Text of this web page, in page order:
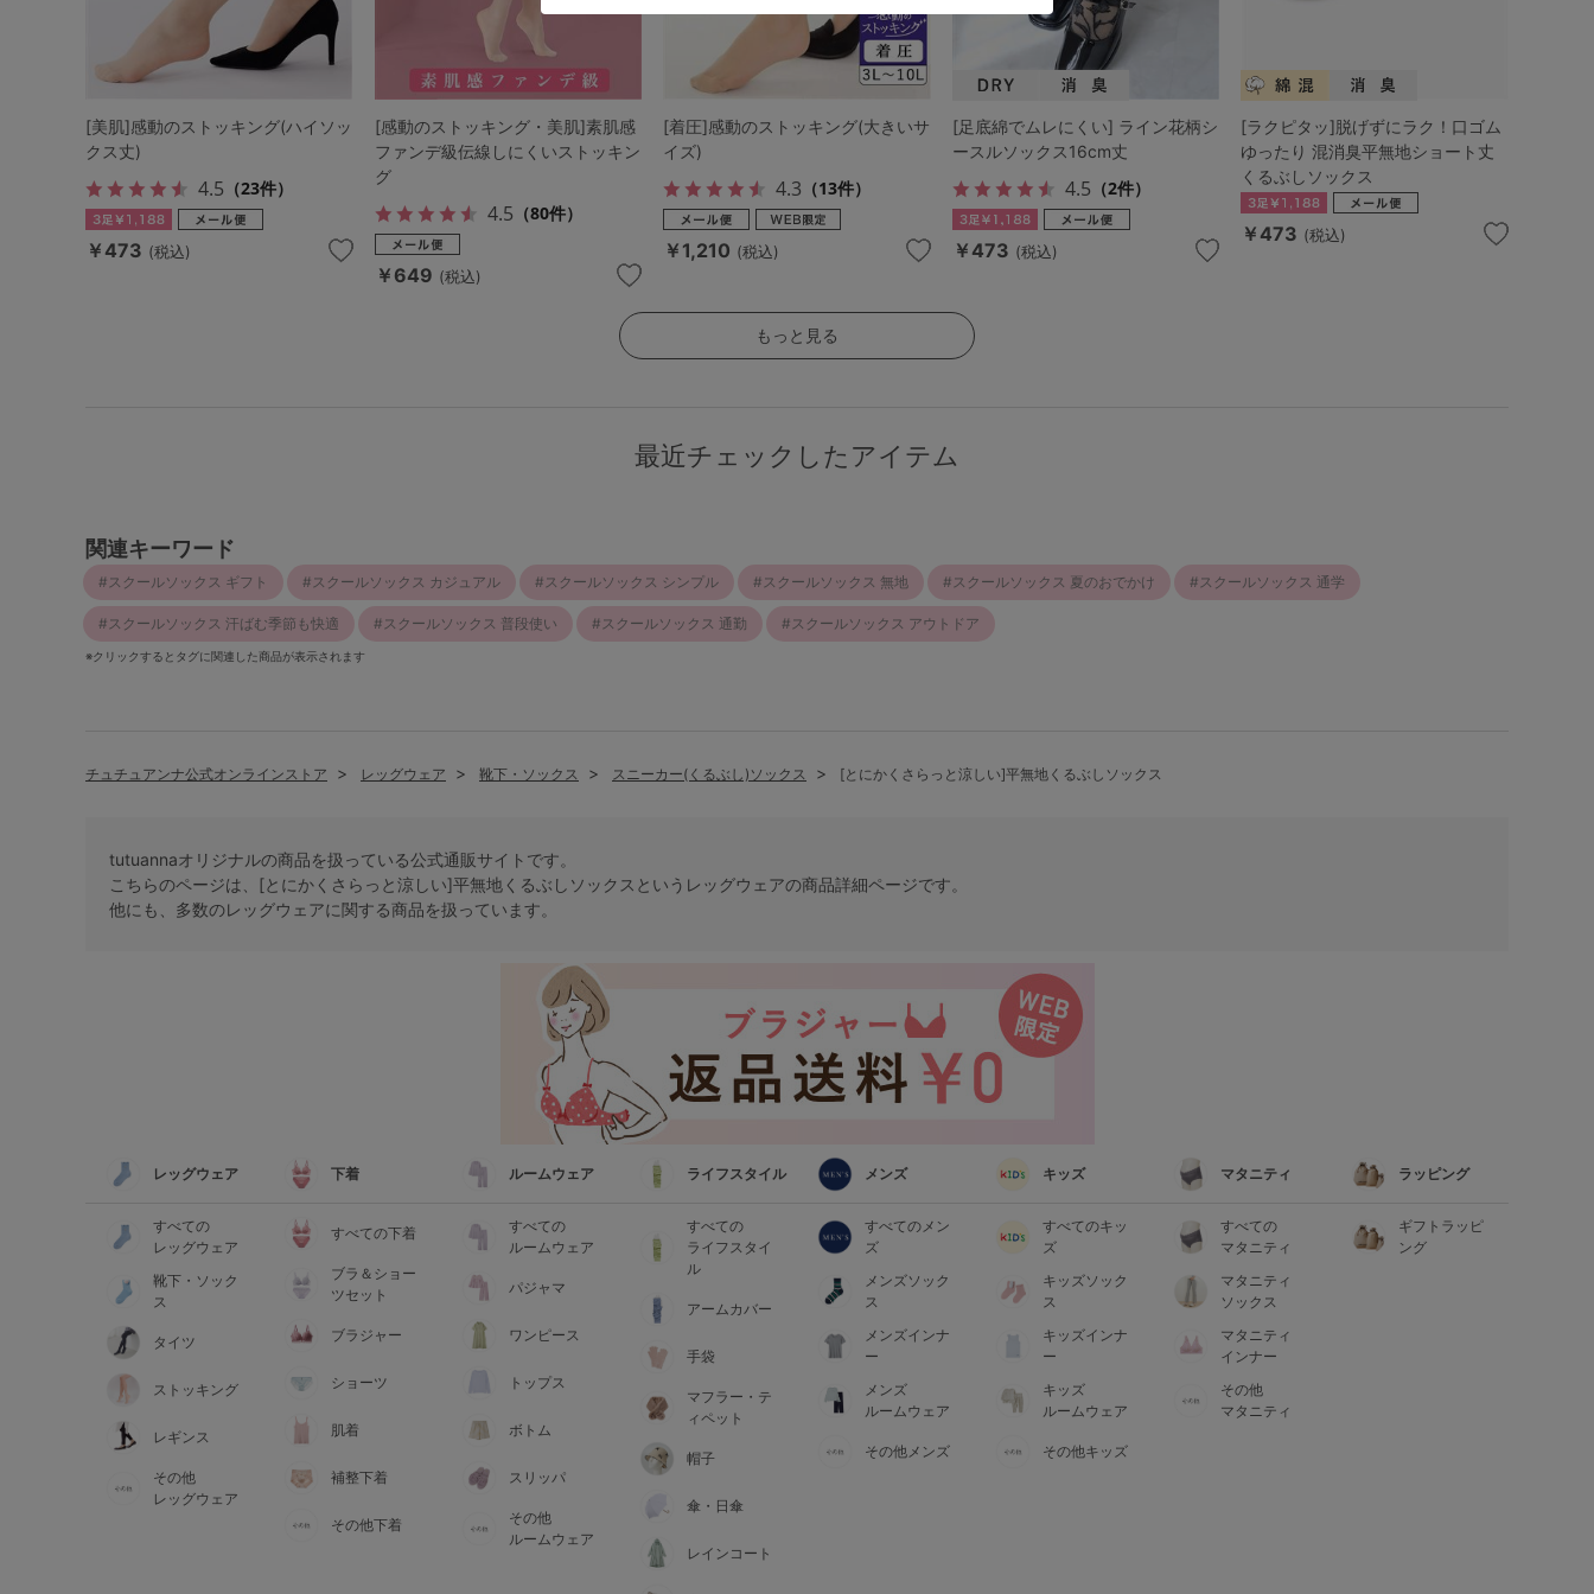
[美肌]感動のストッキング(ハイソッ
クス丈)
4.5 （23件）
￥473 (税込)
[感動のストッキング・美肌]素肌感
ファンデ級伝線しにくいストッキン
グ
4.5 （80件）
￥649 (税込)
[着圧]感動のストッキング(大きいサ
イズ)
4.3 （13件）
￥1,210 (税込)
[足底綿でムレにくい] ライン花柄シ
ースルソックス16cm丈
4.5 （2件）
￥473 (税込)
[ラクピタッ]脱げずにラク！口ゴム
ゆったり 混消臭平無地ショート丈
くるぶしソックス
￥473 (税込)
もっと見る
最近チェックしたアイテム
関連キーワード
スクールソックス ギフト スクールソックス カジュアル スクールソックス シンプル スクールソックス 無地 スクールソックス 夏のおでかけ スクールソックス 通学
スクールソックス 汗ばむ季節も快適 スクールソックス 普段使い スクールソックス 通勤 スクールソックス アウトドア
※クリックするとタグに関連した商品が表示されます
チュチュアンナ公式オンラインストア レッグウェア 靴下・ソックス スニーカー(くるぶし)ソックス [とにかくさらっと涼しい]平無地くるぶしソックス
tutuannaオリジナルの商品を扱っている公式通販サイトです。
こちらのページは、[とにかくさらっと涼しい]平無地くるぶしソックスという レッグウェアの商品詳細ページです。
他にも、多数のレッグウェアに関する商品を扱っています。
レッグウェア
すべての
レッグウェア
靴下・ソック
ス
タイツ
ストッキング
レギンス
その他
レッグウェア
下着
すべての下着
ブラ＆ショー
ツセット
ブラジャー
ショーツ
肌着
補整下着
その他下着
ルームウェア
すべての
ルームウェア
パジャマ
ワンピース
トップス
ボトム
スリッパ
その他
ルームウェア
ライフスタイル
すべての
ライフスタイ
ル
アームカバー
手袋
マフラー・テ
ィペット
帽子
傘・日傘
レインコート
メンズ
すべてのメン
ズ
メンズソック
ス
メンズインナ
ー
メンズ
ルームウェア
その他メンズ
キッズ
すべてのキッ
ズ
キッズソック
ス
キッズインナ
ー
キッズ
ルームウェア
その他キッズ
マタニティ
すべての
マタニティ
マタニティ
ソックス
マタニティ
インナー
その他
マタニティ
ラッピング
ギフトラッピ
ング